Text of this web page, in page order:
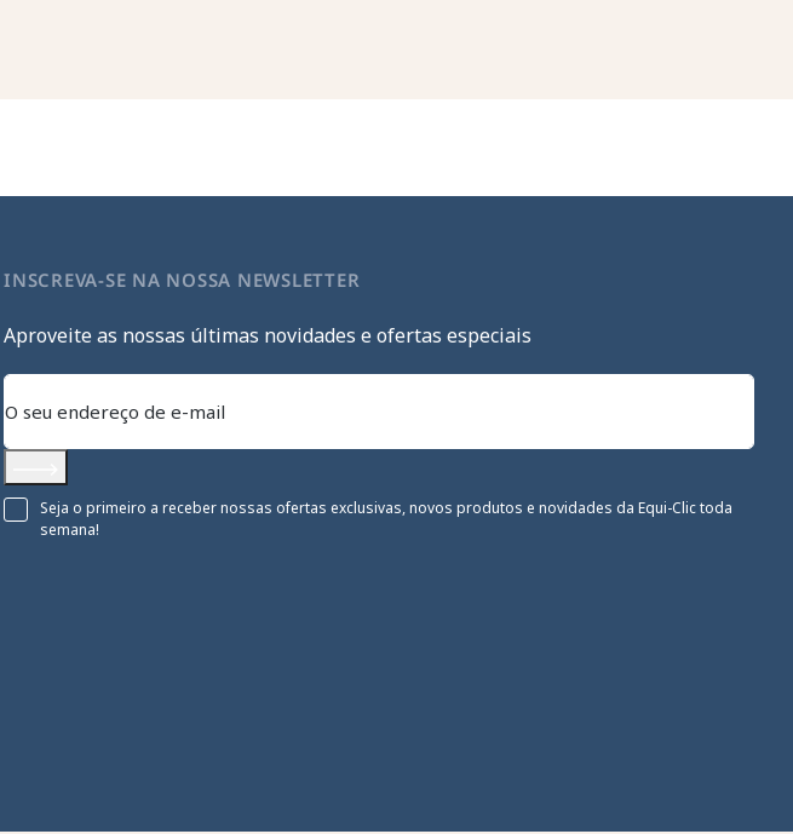
INSCREVA-SE NA NOSSA NEWSLETTER
Aproveite as nossas últimas novidades e ofertas especiais
Subscrever
Seja o primeiro a receber nossas ofertas exclusivas, novos produtos e novidades da Equi-Clic toda
semana!